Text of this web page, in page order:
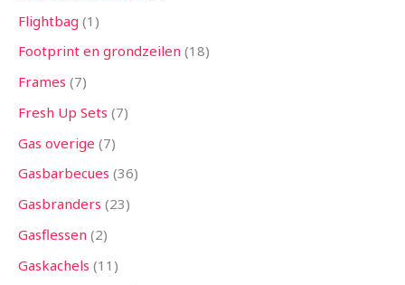
Flightbag 1
Footprint en grondzeilen 18
Frames 7
Fresh Up Sets 7
Gas overige 7
Gasbarbecues 36
Gasbranders 23
Gasflessen 2
Gaskachels 11